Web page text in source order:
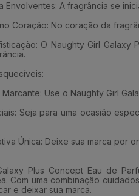
Envolventes: A fragrância se
Coração: No coração da
O Naughty Girl
Use o Naughty Girl
Seja para uma ocasião
Única: Deixe sua marca por
Plus Concept Eau de
Com uma combinação
e deixar sua marca.